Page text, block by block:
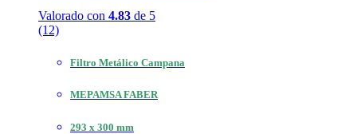
Valorado con 4.83 de 5
(12)
Filtro Metálico Campana
MEPAMSA FABER
293 x 300 mm